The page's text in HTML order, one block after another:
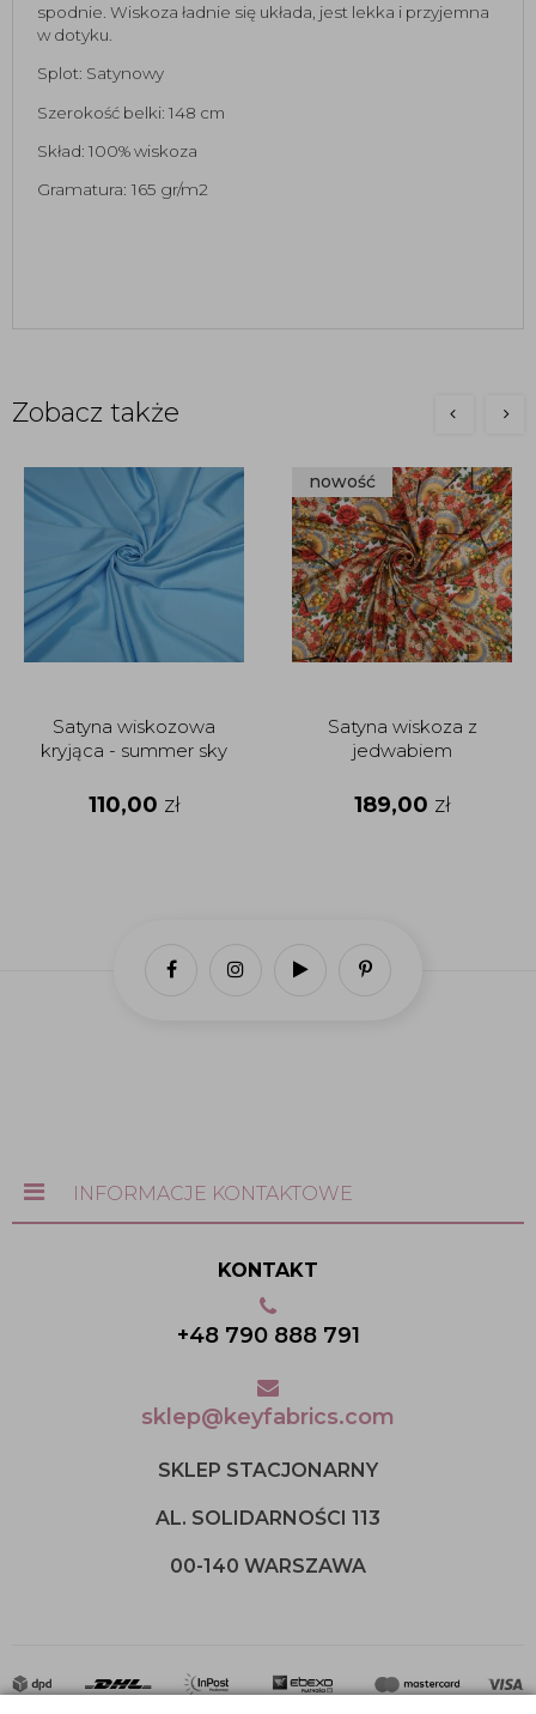
spodnie. Wiskoza ładnie się układa, jest lekka i przyjemna
w dotyku.
Splot: Satynowy
Szerokość belki: 148 cm
Skład: 100% wiskoza
Gramatura: 165 gr/m2
Zobacz także
Satyna wiskozowa
kryjąca - summer sky
110,00 zł
nowość
Satyna wiskoza z
jedwabiem
189,00 zł
INFORMACJE KONTAKTOWE
KONTAKT
+48 790 888 791
sklep@keyfabrics.com
SKLEP STACJONARNY
AL. SOLIDARNOŚCI 113
00-140 WARSZAWA